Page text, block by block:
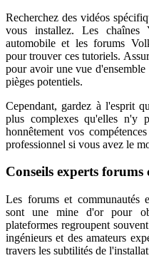
Recherchez des vidéos
vous installez. Les chaînes
automobile et les forums
pour trouver ces tutoriels.
pour avoir une vue d'ensemble
pièges potentiels.
Cependant, gardez à l'esprit
plus complexes qu'elles n'y
honnêtement vos
professionnel si vous avez le
Conseils experts forums
Les forums et communautés
sont une mine d'or pour
plateformes regroupent
ingénieurs et des amateurs
travers les subtilités de